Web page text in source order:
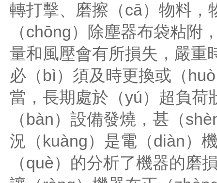
轉打擊、磨擦（cā）物料，
（chōng）除塵器布袋粘附
量和風壓會有所損失，嚴重
必（bì）須及時更換或（
當，長期處於（yú）超負
（bàn）設備發燒，甚（
況（kuàng）是電（diàn）
（què）的分析了機器的磨